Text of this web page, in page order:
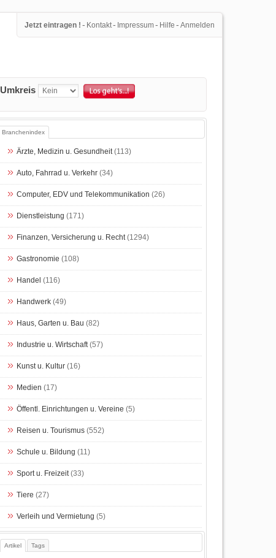
Jetzt eintragen ! - Kontakt- Impressum- Hilfe - Anmelden
Umkreis
Branchenindex
Ärzte, Medizin u. Gesundheit(113)
Auto, Fahrrad u. Verkehr(34)
Computer, EDV und Telekommunikation (26)
Dienstleistung (171)
Finanzen, Versicherung u. Recht(1294)
Gastronomie (108)
Handel (116)
Handwerk(49)
Haus, Garten u. Bau (82)
Industrie u. Wirtschaft(57)
Kunst u. Kultur(16)
Medien (17)
Öffentl. Einrichtungen u. Vereine (5)
Reisen u. Tourismus(552)
Schule u. Bildung (11)
Sport u. Freizeit(33)
Tiere (27)
Verleih und Vermietung (5)
Artikel Tags